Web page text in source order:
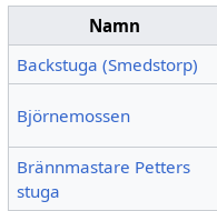
Namn
Backstuga (Smedstorp)
Björnemossen
Brännmastare Petters
stuga